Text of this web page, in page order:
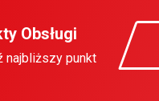
Obsługi
najbliższy punkt